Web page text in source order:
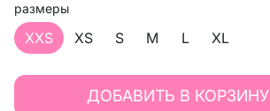
размеры
XXS XS S M L XL
ДОБАВИТЬ В КОРЗИНУ